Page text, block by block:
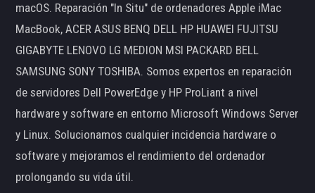
macOS. Reparación "In Situ" de ordenadores Apple iMac
MacBook, ACER ASUS BENQ DELL HP HUAWEI FUJITSU
GIGABYTE LENOVO LG MEDION MSI PACKARD BELL
SAMSUNG SONY TOSHIBA. Somos expertos en reparación
de servidores Dell PowerEdge y HP ProLiant a nivel
hardware y software en entorno Microsoft Windows Server
y Linux. Solucionamos cualquier incidencia hardware o
software y mejoramos el rendimiento del ordenador
prolongando su vida útil.